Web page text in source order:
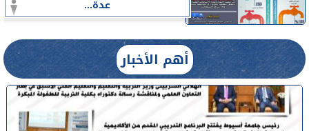
عدة...
أهم الأخبار